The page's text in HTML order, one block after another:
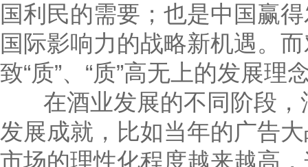
国利民的需要；也是中国赢
国际影响力的战略新机遇。
致“质”、“质”高无上的发展理
在酒业发展的不同阶段，
发展成就，比如当年的广告
市场的理性化程度越来越高